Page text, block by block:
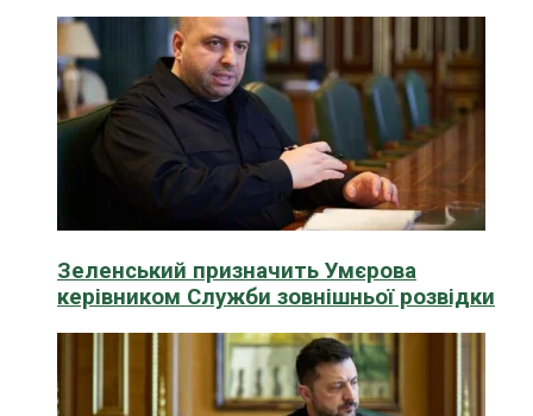
Зеленський призначить Умєрова
керівником Служби зовнішньої розвідки